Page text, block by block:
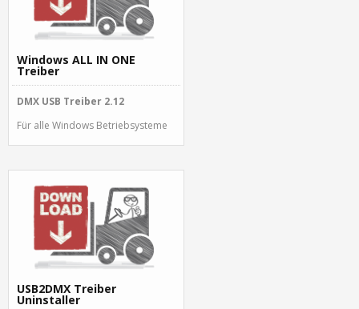
Windows ALL IN ONE
Treiber
DMX USB Treiber 2.12
Für alle Windows Betriebsysteme
USB2DMX Treiber
Uninstaller